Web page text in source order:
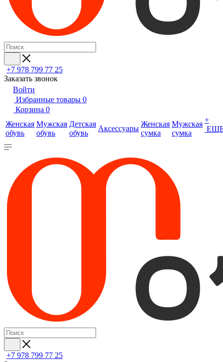
+7 978 799 77 25
Заказать звонок
Войти
Избранные товары 0
Корзина 0
Женская
обувь
Мужская
обувь
Детская
обувь
Аксессуары
Женская
сумка
Мужская
сумка
+
+7 978 799 77 25